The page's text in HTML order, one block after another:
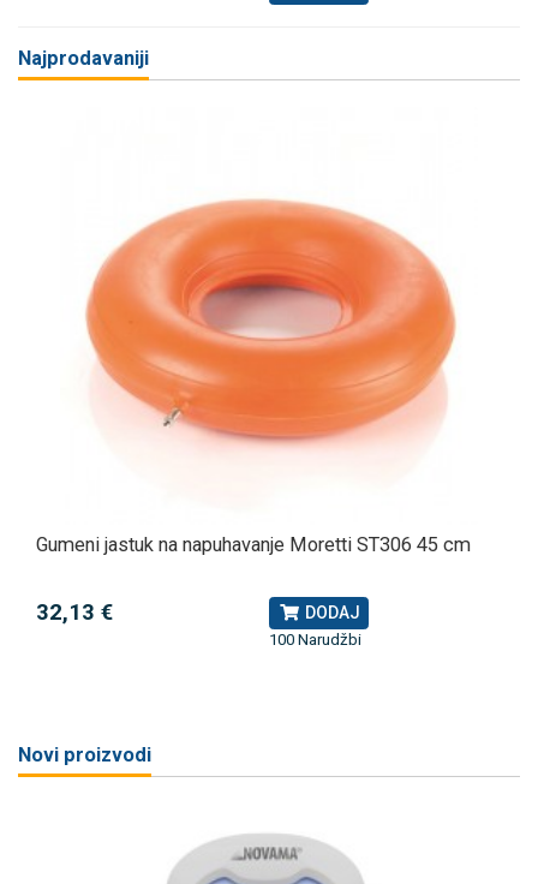
Najprodavaniji
Gumeni jastuk na napuhavanje Moretti ST306 45 cm
32,13 € DODAJ
100 Narudžbi
Novi proizvodi